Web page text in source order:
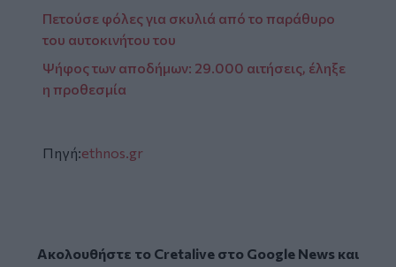
Πετούσε φόλες για σκυλιά από το παράθυρο
του αυτοκινήτου του
Ψήφος των αποδήμων: 29.000 αιτήσεις, έληξε
η προθεσμία
Πηγή:ethnos.gr
Ακολουθήστε το Cretalive στο Google Newsκαι